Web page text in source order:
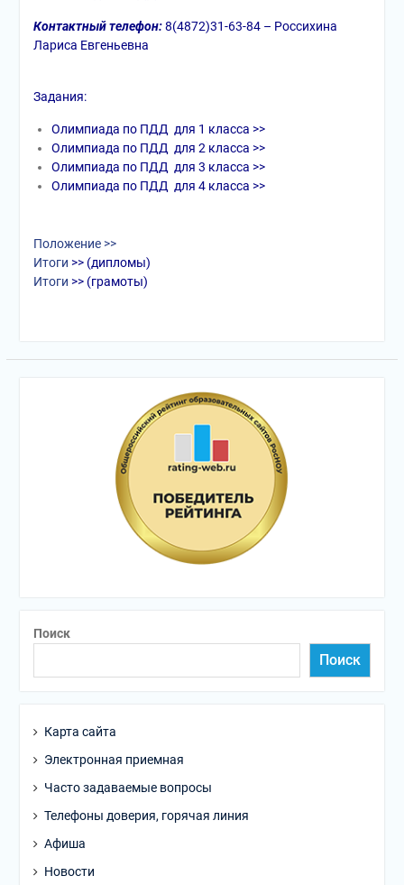
Контактный телефон:8(4872)31-63-84 – Россихина
Лариса Евгеньевна
Задания:
Олимпиада по ПДД для 1 класса >>
Олимпиада по ПДД для 2 класса >>
Олимпиада по ПДД для 3 класса >>
Олимпиада по ПДД для 4 класса >>
Положение >>
Итоги >> (дипломы)
Итоги >> (грамоты)
Поиск
Поиск
Карта сайта
Электронная приемная
Часто задаваемые вопросы
Телефоны доверия, горячая линия
Афиша
Новости